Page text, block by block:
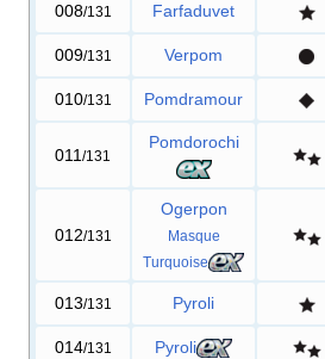
008/131 Farfaduvet
009/131 Verpom
010/131 Pomdramour
011 /131
Pomdorochi
012/131
Ogerpon
Masque
Turquoise
013/131 Pyroli
014/131 Pyroli